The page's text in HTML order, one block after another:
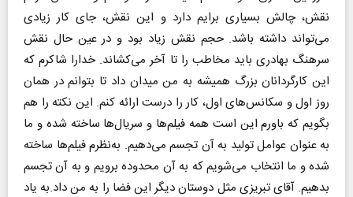
نقش، چالش بسیاری برایم دارد و این نقش، جای کار زیادی
می‌تواند داشته باشد. حجم نقش زیاد بود و در عین حال نقش
سرهنگ بهادری باید مخاطب را تا آخر می‌کشاند. خدارا شاکرم که
این کارگردانان بزرگ همیشه به من میدان داد تا بتوانم در همان
روز اول و سکانس‌های اول، کار را درست ارائه کنم. این نکته را هم
بگویم که باورم این است همه فیلم‌ها و سریال‌ها ساخته شده و ما
به عنوان عوامل تولید به آن تجسم می‌دهیم. به‌نظرم فیلم‌ها ساخته
شده و ما انتخاب می‌شویم که به آن محدوده برویم و به آن تجسم
بدهیم. آقای تبریزی مثل دوستان دیگر این فضا را به من داد.به یاد